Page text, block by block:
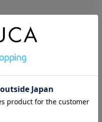
いいます。）は、河淳株
」といいます。）が提供
が次条の定めに従い入会
ービスの利用に関わる一
す。
にあたり、本規約のほ